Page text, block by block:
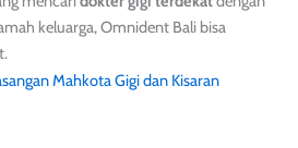
keluarga, Omnident Bali bisa
Mahkota Gigi dan Kisaran